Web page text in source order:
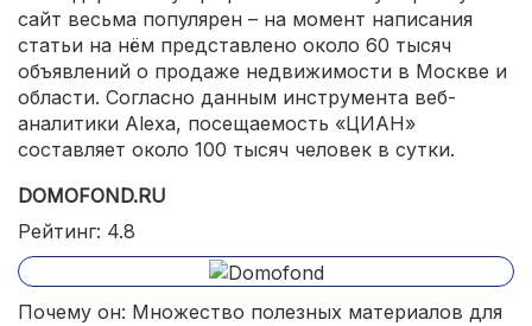
сайт весьма популярен – на момент написания
статьи на нём представлено около 60 тысяч
объявлений о продаже недвижимости в Москве и
области. Согласно данным инструмента веб-
аналитики Alexa, посещаемость «ЦИАН»
составляет около 100 тысяч человек в сутки.
DOMOFOND.RU
Рейтинг: 4.8
Почему он: Множество полезных материалов для